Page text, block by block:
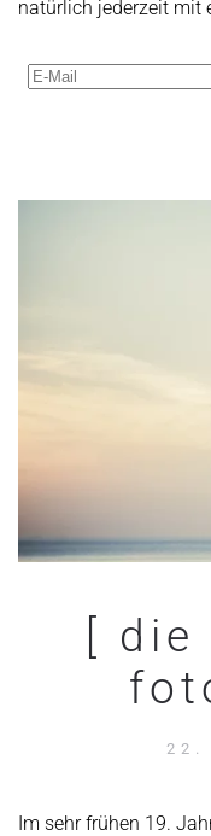
natürlich jederzeit mit
[
22.
Im sehr frühen 19.